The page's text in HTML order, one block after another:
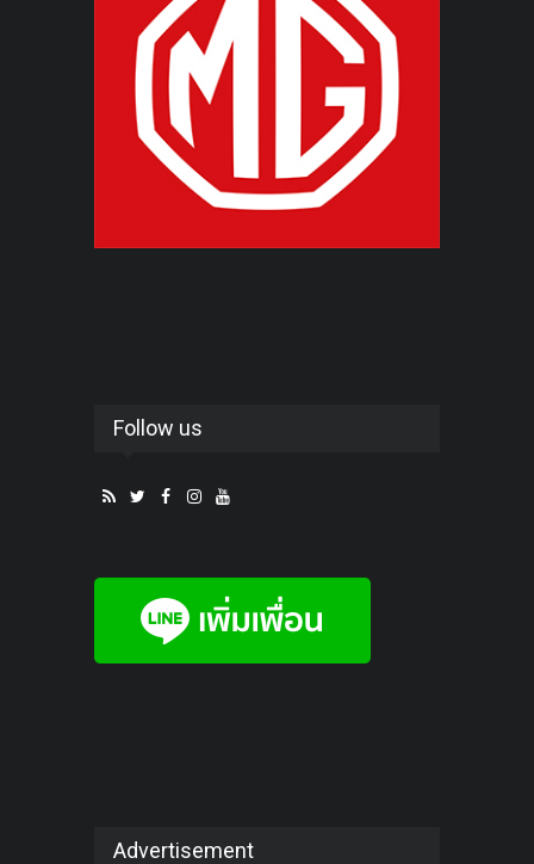
Follow us
Advertisement